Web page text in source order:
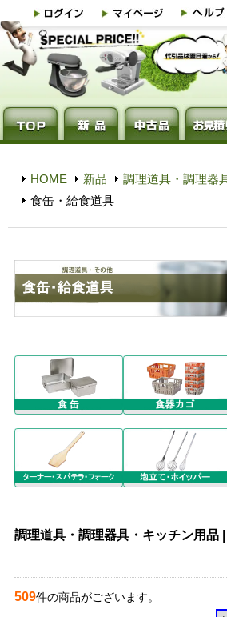
HOME 新品
調理道具・調理器
食缶・給食道具
調理道具・調理器具・キッチン用品
509件の商品がございます。